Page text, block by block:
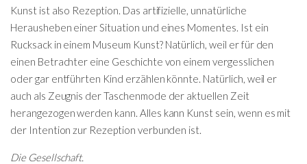
Kunst ist also Rezeption. Das artifizielle, unnatürliche
Herausheben einer Situation und eines Momentes. Ist ein
Rucksack in einem Museum Kunst? Natürlich, weil er für den
einen Betrachter eine Geschichte von einem vergesslichen
oder gar entführten Kind erzählen könnte. Natürlich, weil er
auch als Zeugnis der Taschenmode der aktuellen Zeit
herangezogen werden kann. Alles kann Kunst sein, wenn es mit
der Intention zur Rezeption verbunden ist.
Die Gesellschaft.